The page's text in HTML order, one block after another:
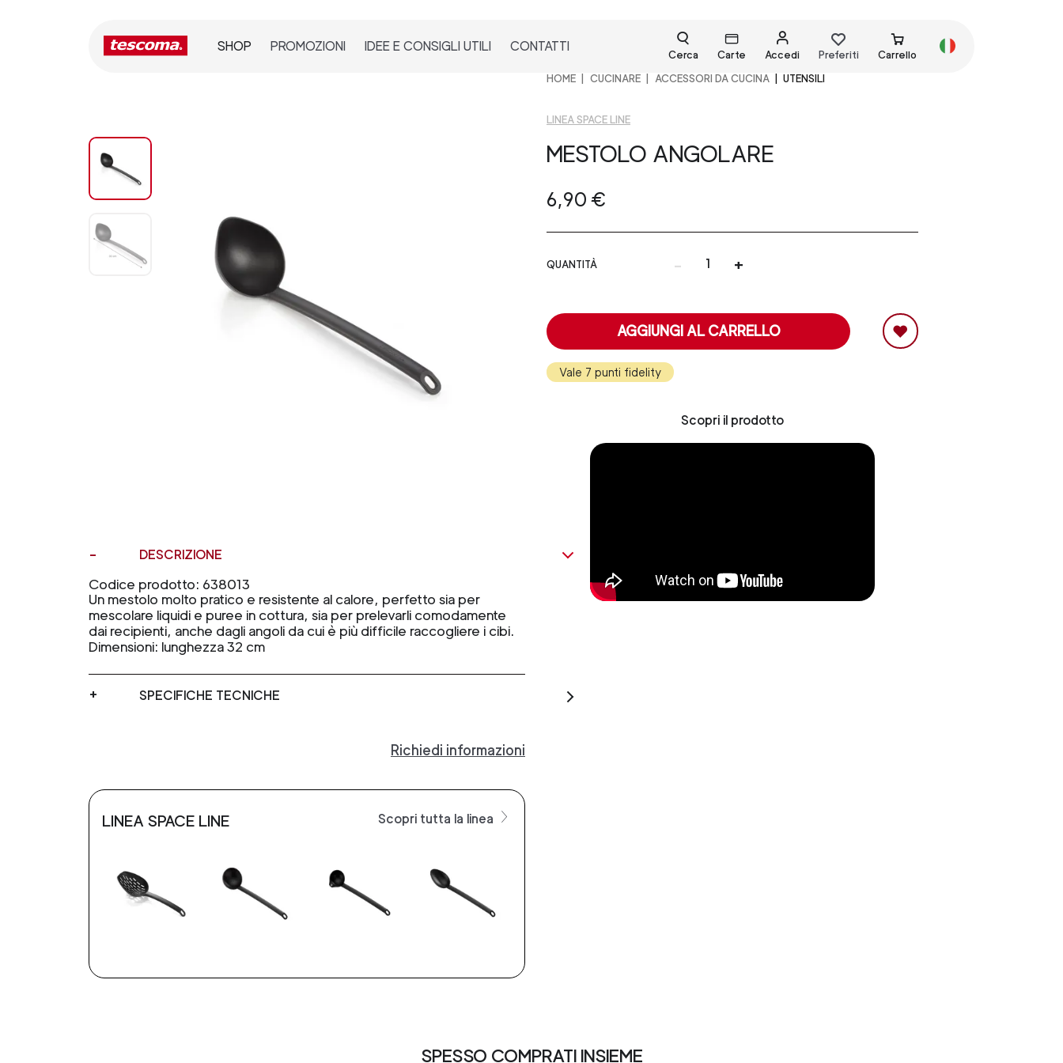
SHOP PROMOZIONI IDEE E CONSIGLI UTILI CONTATTI
Cerca Carte Accedi Preferiti Carrello
DESCRIZIONE
Codice prodotto: 638013
Un mestolo molto pratico e resistente al calore, perfetto sia per
mescolare liquidi e puree in cottura, sia per prelevarli comodamente
dai recipienti, anche dagli angoli da cui è più difficile raccogliere i cibi.
Dimensioni: lunghezza 32 cm
SPECIFICHE TECNICHE
Richiedi informazioni
LINEA SPACE LINE Scopri tutta la linea
HOME CUCINARE ACCESSORI DA CUCINA UTENSILI
LINEA SPACE LINE
MESTOLO ANGOLARE
6,90 €
QUANTITÀ - +
AGGIUNGI AL CARRELLO
Vale 7 punti fidelity
Scopri il prodotto
SPESSO COMPRATI INSIEME